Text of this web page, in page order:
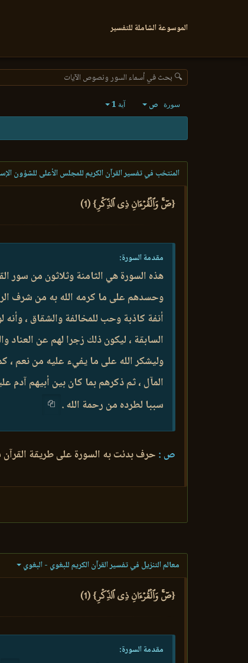
الموسوعة الشاملة للتفسير
🔍 بحث في أسماء السور ونصوص الآيات
سورة ص آية 1
المنتخب في تفسير القرآن الكريم للمجلس الأعلى للشؤون
{صٓۚ وَٱلۡقُرۡءَانِ ذِي ٱلذِّكۡرِ} (1)
مقدمة السورة:
هذه السورة هي الثامنة وثلاثون من سور
وحسدهم على ما كرمه الله به من شرف
أنفة كاذبة وحب للمخالفة والشقاق ،
السابقة ، ليكون ذلك زجرا لهم عن
وليشكر الله على ما يفيء عليه من نعم ،
المآل ، ثم ذكرهم بما كان بين أبيهم آدم
سببا لطرده من رحمة الله .
ص : حرف بدئت به السورة على طريقة
معالم التنزيل في تفسير القرآن الكريم للبغوي - البغوي
{صٓۚ وَٱلۡقُرۡءَانِ ذِي ٱلذِّكۡرِ} (1)
مقدمة السورة: